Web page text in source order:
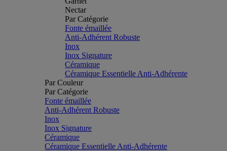
Nectar
Par Catégorie
Fonte émaillée
Anti-Adhérent Robuste
Inox
Inox Signature
Céramique
Céramique Essentielle Anti-Adhérente
Par Couleur
Par Catégorie
Fonte émaillée
Anti-Adhérent Robuste
Inox
Inox Signature
Céramique
Céramique Essentielle Anti-Adhérente